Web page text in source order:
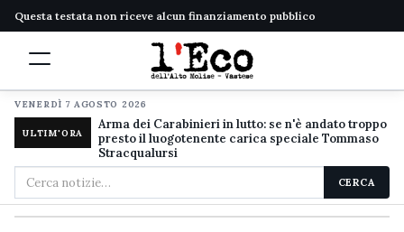
Questa testata non riceve alcun finanziamento pubblico
VENERDÌ 7 AGOSTO 2026
ULTIM'ORA
Arma dei Carabinieri in lutto: se n'è andato troppo
presto il luogotenente carica speciale Tommaso
Stracqualursi
Cerca
nel
sito
CERCA